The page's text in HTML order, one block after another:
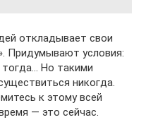
откладывает свои
Придумывают условия:
Но такими
никогда.
к этому всей
— это сейчас.